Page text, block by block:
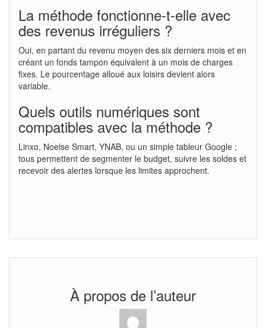
La méthode fonctionne-t-elle avec
des revenus irréguliers ?
Oui, en partant du revenu moyen des six derniers mois et en
créant un fonds tampon équivalent à un mois de charges
fixes. Le pourcentage alloué aux loisirs devient alors
variable.
Quels outils numériques sont
compatibles avec la méthode ?
Linxo, Noelse Smart, YNAB, ou un simple tableur Google ;
tous permettent de segmenter le budget, suivre les soldes et
recevoir des alertes lorsque les limites approchent.
À propos de l’auteur